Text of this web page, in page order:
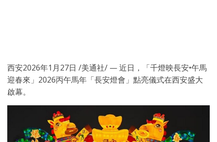
西安2026年1月27日 /美通社/ — 近日，「千燈映長安•午馬
迎春來」2026丙午馬年「長安燈會」點亮儀式在西安盛大
啟幕。